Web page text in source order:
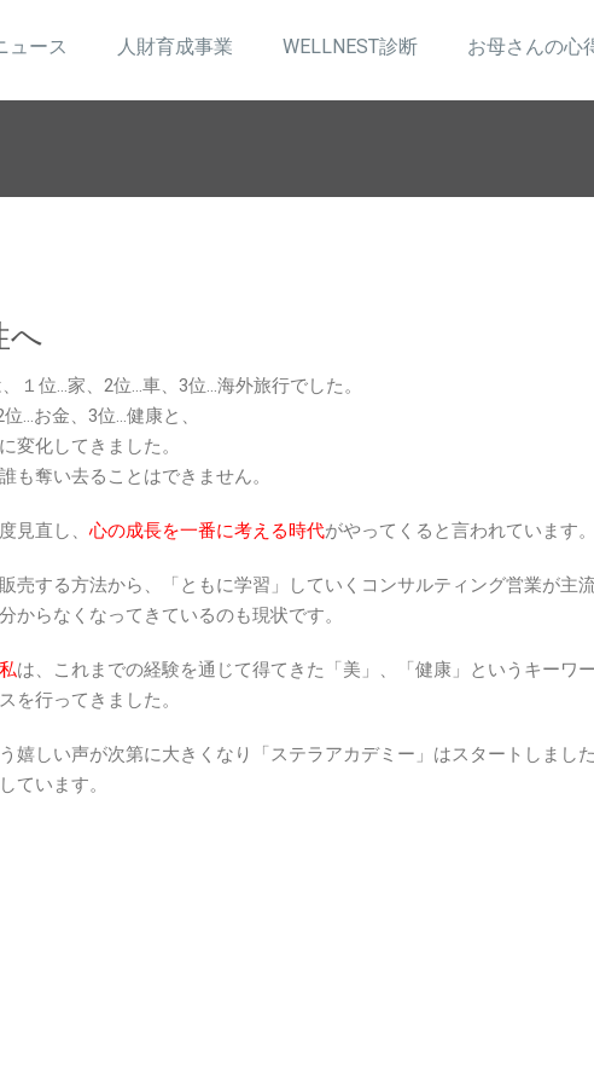
ュース 人財育成事業 WELLNEST診断 お母さんの心
へ
１位…家、2位…車、3位…海外旅行でした。
…お金、3位…健康と、
変化してきました。
も奪い去ることはできません。
見直し、 心の成長を一番に考える時代がやってくると言われています。
売する方法から、「ともに学習」していくコンサルティング営業が主
らなくなってきているのも現状です。
は、これまでの経験を通じて得てきた「美」、「健康」というキーワ
を行ってきました。
嬉しい声が次第に大きくなり「ステラアカデミー」はスタートしまし
ています。